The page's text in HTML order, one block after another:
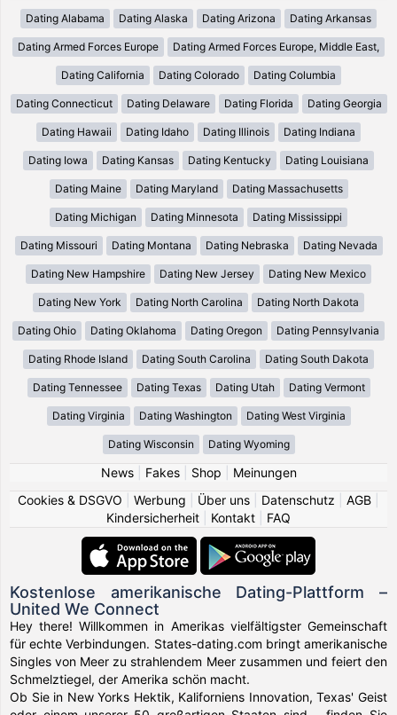
Dating Alabama Dating Alaska Dating Arizona Dating Arkansas
Dating Armed Forces Europe Dating Armed Forces Europe, Middle East,
Dating California Dating Colorado Dating Columbia
Dating Connecticut Dating Delaware Dating Florida Dating Georgia
Dating Hawaii Dating Idaho Dating Illinois Dating Indiana
Dating Iowa Dating Kansas Dating Kentucky Dating Louisiana
Dating Maine Dating Maryland Dating Massachusetts
Dating Michigan Dating Minnesota Dating Mississippi
Dating Missouri Dating Montana Dating Nebraska Dating Nevada
Dating New Hampshire Dating New Jersey Dating New Mexico
Dating New York Dating North Carolina Dating North Dakota
Dating Ohio Dating Oklahoma Dating Oregon Dating Pennsylvania
Dating Rhode Island Dating South Carolina Dating South Dakota
Dating Tennessee Dating Texas Dating Utah Dating Vermont
Dating Virginia Dating Washington Dating West Virginia
Dating Wisconsin Dating Wyoming
News| Fakes| Shop
Meinungen
Cookies & DSGVO
Werbung Über uns Datenschutz AGB
Kindersicherheit
Kontakt FAQ
Kostenlose amerikanische Dating-Plattform –
United We Connect
Hey there! Willkommen in Amerikas vielfältigster Gemeinschaft
für echte Verbindungen. States-dating.com bringt amerikanische
Singles von Meer zu strahlendem Meer zusammen und feiert den
Schmelztiegel, der Amerika schön macht.
Ob Sie in New Yorks Hektik, Kaliforniens Innovation, Texas' Geist